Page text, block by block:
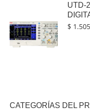
UTD-
$
CATEGORÍAS DEL